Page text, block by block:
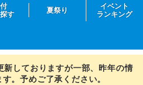
す
夏祭り
イベント
ランキング
新しておりますが一部、昨年の情
。予めご了承ください。